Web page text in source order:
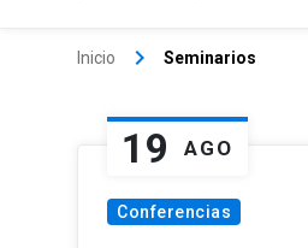
Inicio keyboard_arrow_right Seminarios
19 AGO
Conferencias